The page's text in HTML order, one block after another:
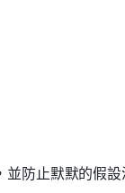
防止默默的假